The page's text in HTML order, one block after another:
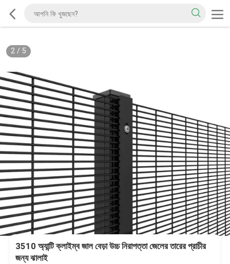
2/ 5
3510 অ্যান্টি ক্লাইম্ব জাল বেড়া উচ্চ নিরাপত্তা জেলের তারের প্রাচীর
জন্য ঝালাই